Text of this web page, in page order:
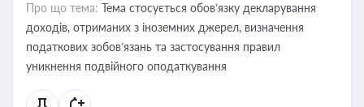
Про що тема: Тема стосується обов’язку декларування
доходів, отриманих з іноземних джерел, визначення
податкових зобов’язань та застосування правил
уникнення подвійного оподаткування